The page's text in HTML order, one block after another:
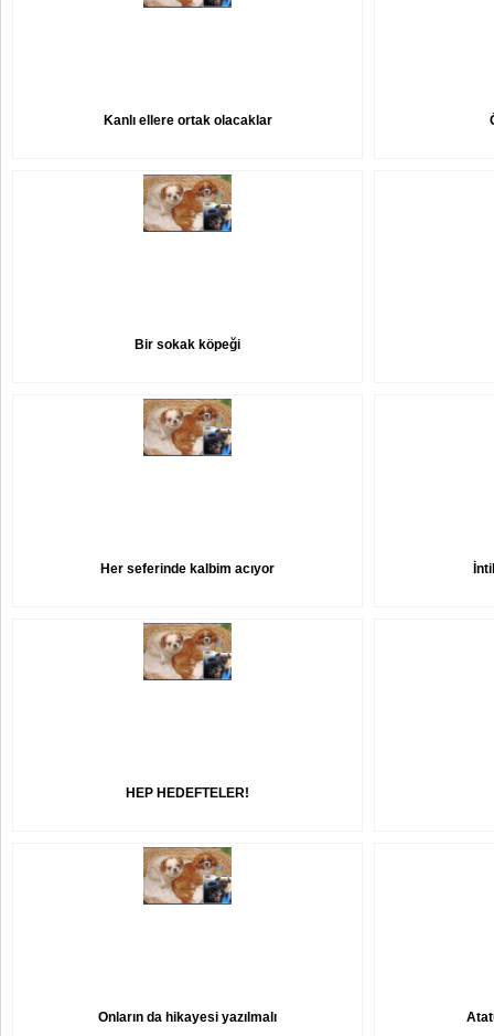
Kanlı ellere ortak olacaklar
Bir sokak köpeği
Her seferinde kalbim acıyor
HEP HEDEFTELER!
Onların da hikayesi yazılmalı